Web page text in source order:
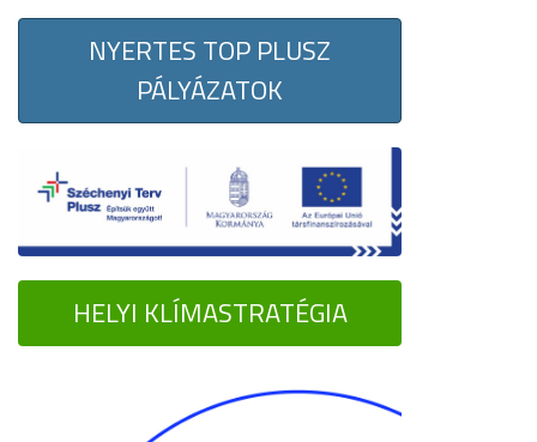
NYERTES TOP PLUSZ
PÁLYÁZATOK
HELYI KLÍMASTRATÉGIA